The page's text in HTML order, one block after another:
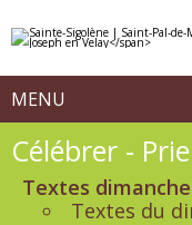
contenu.
la
MENU
Navigation
Célébrer -
Textes
Textes du